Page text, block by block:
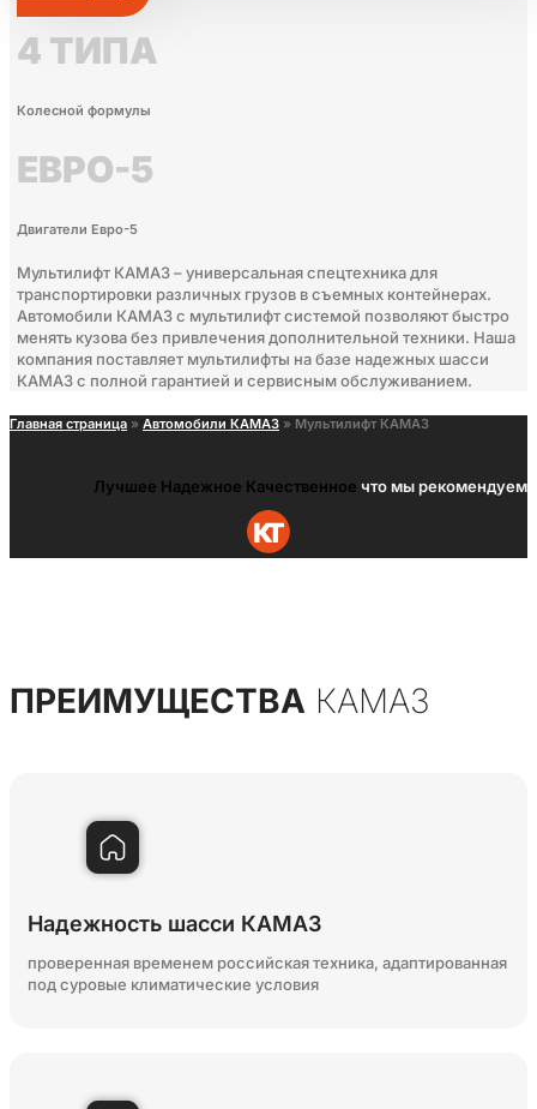
4 ТИПА
Колесной формулы
ЕВРО-5
Двигатели Евро-5
Мультилифт КАМАЗ – универсальная спецтехника для
транспортировки различных грузов в съемных контейнерах.
Автомобили КАМАЗ с мультилифт системой позволяют быстро
менять кузова без привлечения дополнительной техники. Наша
компания поставляет мультилифты на базе надежных шасси
КАМАЗ с полной гарантией и сервисным обслуживанием.
Главная страница » Автомобили КАМАЗ » Мультилифт КАМАЗ
Лучшее Надежное Качественное что мы рекомендуем
ПРЕИМУЩЕСТВА КАМАЗ
Надежность шасси КАМАЗ
проверенная временем российская техника, адаптированная
под суровые климатические условия